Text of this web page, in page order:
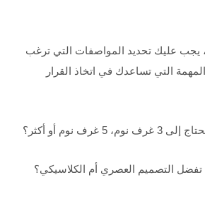
يجب عليك تحديد المواصفات التي ترغب
التي تساعدك في اتخاذ القرار
غرف نوم أو أكثر؟
تفضل التصميم العصري أم الكلاسيكي؟